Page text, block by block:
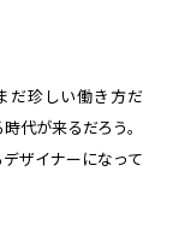
だ珍しい働き方だ
代が来るだろう。
ザイナーになって